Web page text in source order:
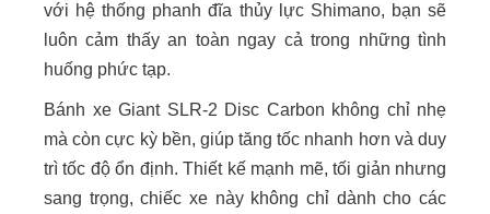
với hệ thống phanh đĩa thủy lực Shimano, bạn sẽ
luôn cảm thấy an toàn ngay cả trong những tình
huống phức tạp.
Bánh xe Giant SLR-2 Disc Carbon không chỉ nhẹ
mà còn cực kỳ bền, giúp tăng tốc nhanh hơn và duy
trì tốc độ ổn định. Thiết kế mạnh mẽ, tối giản nhưng
sang trọng, chiếc xe này không chỉ dành cho các